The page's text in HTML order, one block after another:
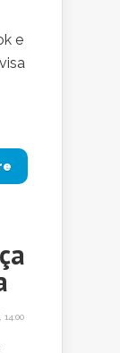
e
14:00